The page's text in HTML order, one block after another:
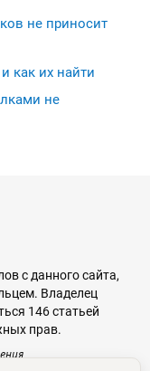
не приносит
как их найти
не
с данного сайта,
Владелец
146 статьей
прав.